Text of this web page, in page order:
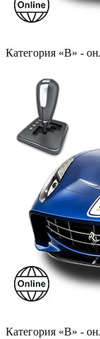
Категория «B» -
Категория «B» -